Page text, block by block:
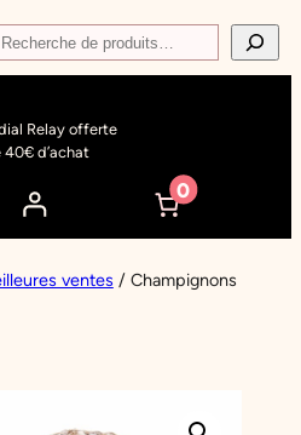
Recherche
Relay offerte
d’achat
0
ventes / Champignons